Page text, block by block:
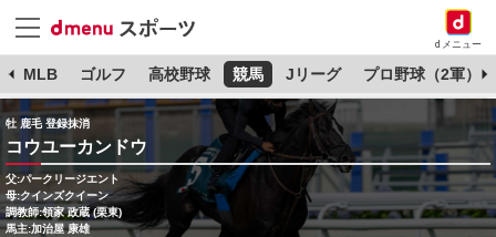
dメニュー
MLB ゴルフ 高校野球 競馬 Jリーグ プロ野球（2軍）
牡 鹿毛 登録抹消
コウユーカンドウ
父:パークリージエント
母:クインズクイーン
調教師:領家 政蔵 (栗東)
馬主:加治屋 康雄